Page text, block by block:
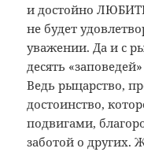
и достойно
не будет
уважении. Да и с
десять
Ведь рыцарство,
достоинство,
подвигами,
заботой о других.